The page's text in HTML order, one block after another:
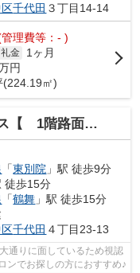
千代田 ３丁目14-14
理費等：- )
礼金 1ヶ月
円
(224.19㎡)
1階路面店 】
「東別院 」駅 徒歩9分
徒歩15分
「鶴舞 」駅 徒歩15分
千代田 ４丁目23-13
通りに面しているため視認
ンでお探しの方におすすめ♪